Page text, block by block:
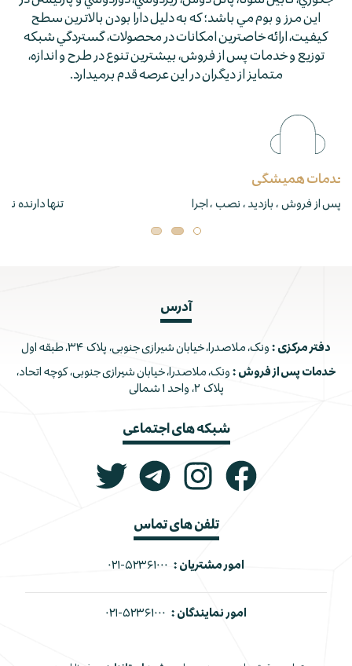
اين مرز و بوم مي باشد؛ كه به دليل دارا بودن بالاترين سطح
كيفيت، ارائه خاصترين امكانات در محصولات، گستردگي شبكه
توزيع و خدمات پس از فروش، بيشترين تنوع در طرح و اندازه،
متمايز از ديگران در اين عرصه قدم برمي­دارد.
مناطق ۲۲ گانه تهران و ۱۰ گانه کرج
آدرس
دفتر مرکزی : ونک، ملاصدرا، خیابان شیرازی جنوبی، پلاک ۳۴، طبقه اول
خدمات پس از فروش : ونک، ملاصدرا، خیابان شیرازی جنوبی، کوچه اتحاد،
پلاک ۲، واحد ۱ شمالی
شبکه های اجتماعی
تلفن های تماس
امور مشتریان : ۰۲۱-۵۲۳۶۱۰۰۰
امور نمایندگان : ۰۲۱-۵۲۳۶۱۰۰۰